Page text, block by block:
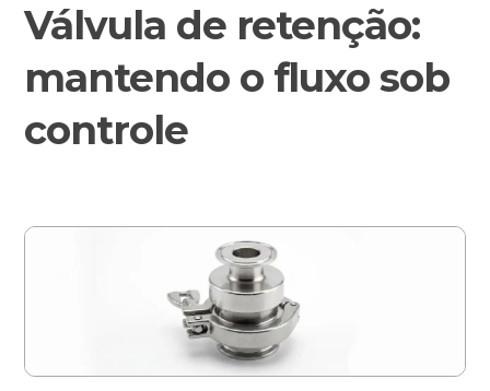
Produtos
Pesquisa
Válvula de retenção:
mantendo o fluxo sob
controle